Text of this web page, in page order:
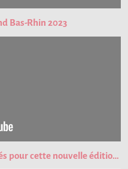
Bas-Rhin 2023
GRAND FORMAT : des nouveautés pour cette nouvelle édition du Passeport Gourmand !